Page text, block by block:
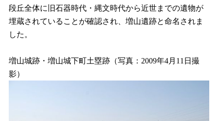
段丘全体に旧石器時代・縄文時代から近世までの遺物が
埋蔵されていることが確認され、増山遺跡と命名されま
した。
増山城跡・増山城下町土塁跡（写真：2009年4月11日撮
影）